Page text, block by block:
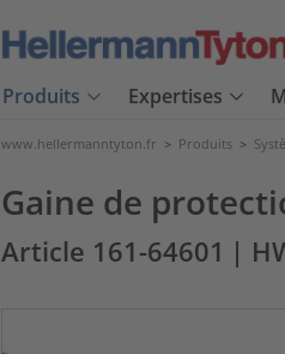
Produits Expertises
www.hellermanntyton.fr > Produits >
Gaine de
Article 161-64601 |